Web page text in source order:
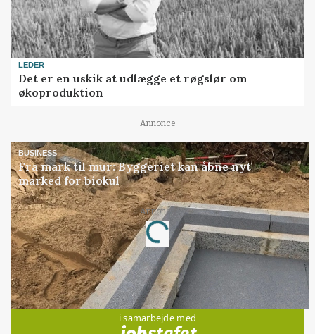
LEDER
Det er en uskik at udlægge et røgslør om
økoproduktion
Annonce
BUSINESS
Fra mark til mur: Byggeriet kan åbne nyt
marked for biokul
Annonce
Loading...
Jobs
i samarbejde med